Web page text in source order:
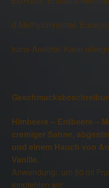
d-Methylcinnamat,
trans-Anethol. Kann
Himbeere – Erdbeere –
cremiger Sahne,
und einem Hauch von
Vanille.
Anwendung: um 60 ml
empfehlen wir: